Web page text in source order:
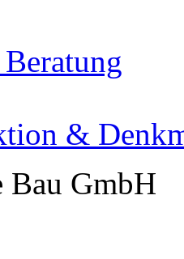
&
Bau GmbH